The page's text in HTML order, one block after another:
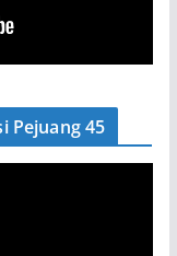
Pejuang 45